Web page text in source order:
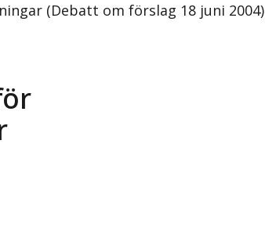
(Debatt om förslag 18 juni 2004)